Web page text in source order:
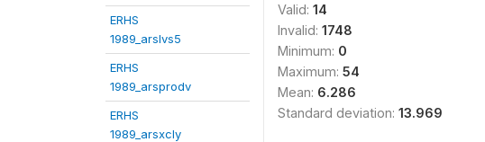
ERHS
1989_arslvs5
ERHS
1989_arsprodv
ERHS
1989_arsxcly
Valid: 14
Invalid: 1748
Minimum: 0
Maximum: 54
Mean: 6.286
Standard deviation: 13.969